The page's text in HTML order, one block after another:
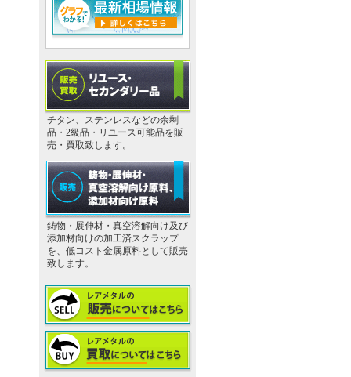
チタン、ステンレスなどの余剰
品・2級品・リユース可能品を販
売・買取致します。
鋳物・展伸材・真空溶解向け及び
添加材向けの加工済スクラップ
を、低コスト金属原料として販売
致します。